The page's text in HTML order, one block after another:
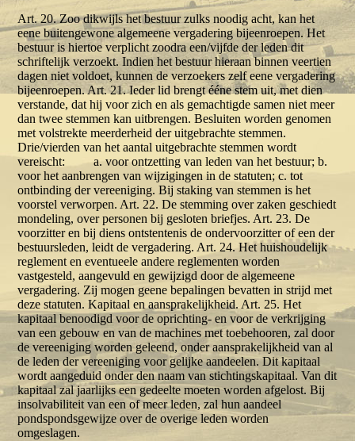
Art. 20. Zoo dikwijls het bestuur zulks noodig acht, kan het
eene buitengewone algemeene vergadering bijeenroepen. Het
bestuur is hiertoe verplicht zoodra een/vijfde der leden dit
schriftelijk verzoekt. Indien het bestuur hieraan binnen veertien
dagen niet voldoet, kunnen de verzoekers zelf eene vergadering
bijeenroepen. Art. 21. Ieder lid brengt ééne stem uit, met dien
verstande, dat hij voor zich en als gemachtigde samen niet meer
dan twee stemmen kan uitbrengen. Besluiten worden genomen
met volstrekte meerderheid der uitgebrachte stemmen.
Drie/vierden van het aantal uitgebrachte stemmen wordt
vereischt: a. voor ontzetting van leden van het bestuur; b.
voor het aanbrengen van wijzigingen in de statuten; c. tot
ontbinding der vereeniging. Bij staking van stemmen is het
voorstel verworpen. Art. 22. De stemming over zaken geschiedt
mondeling, over personen bij gesloten briefjes. Art. 23. De
voorzitter en bij diens ontstentenis de ondervoorzitter of een der
bestuursleden, leidt de vergadering. Art. 24. Het huishoudelijk
reglement en eventueele andere reglementen worden
vastgesteld, aangevuld en gewijzigd door de algemeene
vergadering. Zij mogen geene bepalingen bevatten in strijd met
deze statuten. Kapitaal en aansprakelijkheid. Art. 25. Het
kapitaal benoodigd voor de oprichting- en voor de verkrijging
van een gebouw en van de machines met toebehooren, zal door
de vereeniging worden geleend, onder aansprakelijkheid van al
de leden der vereeniging voor gelijke aandeelen. Dit kapitaal
wordt aangeduid onder den naam van stichtingskapitaal. Van dit
kapitaal zal jaarlijks een gedeelte moeten worden afgelost. Bij
insolvabiliteit van een of meer leden, zal hun aandeel
pondspondsgewijze over de overige leden worden
omgeslagen.